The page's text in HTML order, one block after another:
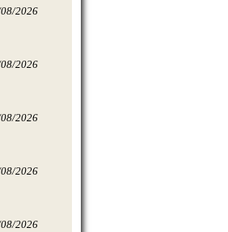
2026
2026
2026
2026
2026